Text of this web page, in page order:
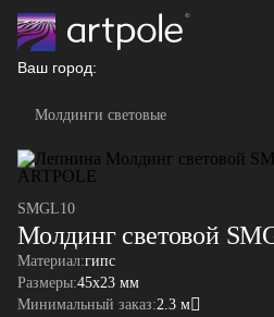
Ваш город:
Молдинги световые
SMGL10
Молдинг световой
Материал:гипс
Размеры:45x23 мм
Минимальный заказ:2.3 м